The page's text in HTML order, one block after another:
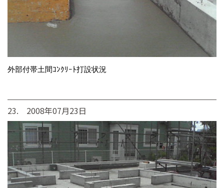
外部付帯土間ｺﾝｸﾘｰﾄ打設状況
23. 2008年07月23日